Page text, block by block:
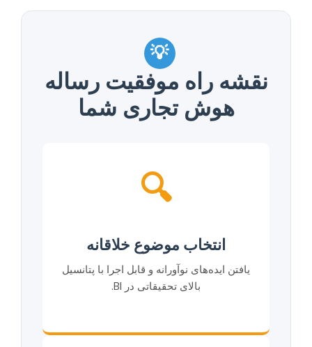
💡
نقشه راه موفقیت رساله
هوش تجاری شما
🔍
انتخاب موضوع خلاقانه
یافتن ایده‌های نوآورانه و قابل اجرا با پتانسیل
بالای تحقیقاتی در BI.